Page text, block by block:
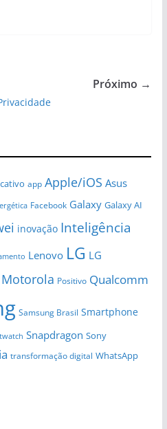
Próximo →
app Apple/iOS Asus
Facebook Galaxy Galaxy AI
inovação Inteligência
Lenovo LG LG
Motorola Positivo Qualcomm
Samsung Brasil Smartphone
Snapdragon Sony
transformação digital WhatsApp